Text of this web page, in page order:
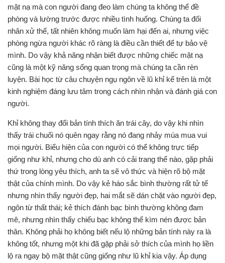
mặt nạ mà con người đang đeo làm chúng ta không thể đề
phòng và lường trước được nhiều tình huống. Chúng ta đối
nhân xử thế, tất nhiên không muốn làm hại đến ai, nhưng việc
phòng ngừa người khác rõ ràng là điều cần thiết để tự bảo vệ
mình. Do vậy khả năng nhận biết được những chiếc mặt nạ
cũng là một kỹ năng sống quan trọng mà chúng ta cần rèn
luyện. Bài học từ câu chuyện ngụ ngôn về lũ khỉ kể trên là một
kinh nghiệm đáng lưu tâm trong cách nhìn nhận và đánh giá con
người.
Khỉ không thay đổi bản tính thích ăn trái cây, do vậy khi nhìn
thấy trái chuối nó quên ngay rằng nó đang nhảy múa mua vui
mọi người. Biểu hiện của con người có thể không trực tiếp
giống như khỉ, nhưng cho dù anh có cải trang thế nào, gặp phải
thứ trong lòng yêu thích, anh ta sẽ vô thức và hiện rõ bộ mặt
thật của chính mình. Do vậy kẻ háo sắc bình thường rất tử tế
nhưng nhìn thấy người đẹp, hai mắt sẽ dán chặt vào người đẹp,
ngôn từ thất thái; kẻ thích đánh bạc bình thường không đam
mê, nhưng nhìn thấy chiếu bạc không thể kìm nén được bản
thân. Không phải họ không biết nếu lộ những bản tính này ra là
không tốt, nhưng một khi đã gặp phải sở thích của mình họ liền
lộ ra ngay bộ mặt thật cũng giống như lũ khỉ kia vậy. Áp dụng